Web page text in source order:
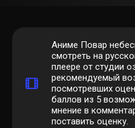
Аниме Повар
смотреть на
плеере от студии
рекомендуемый
посмотревших
баллов из 5
мнение в
поставить оценку.